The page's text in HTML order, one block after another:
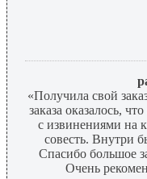
«Получила свой
заказа оказалось,
с извинениями на
совесть. Внутри
Спасибо большое
Очень